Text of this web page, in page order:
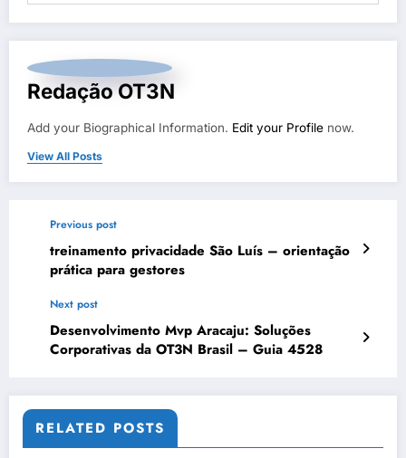
Redação OT3N
Add your Biographical Information. Edit your Profile now.
View All Posts
Previous post
treinamento privacidade São Luís – orientação
prática para gestores
Next post
Desenvolvimento Mvp Aracaju: Soluções
Corporativas da OT3N Brasil – Guia 4528
RELATED POSTS